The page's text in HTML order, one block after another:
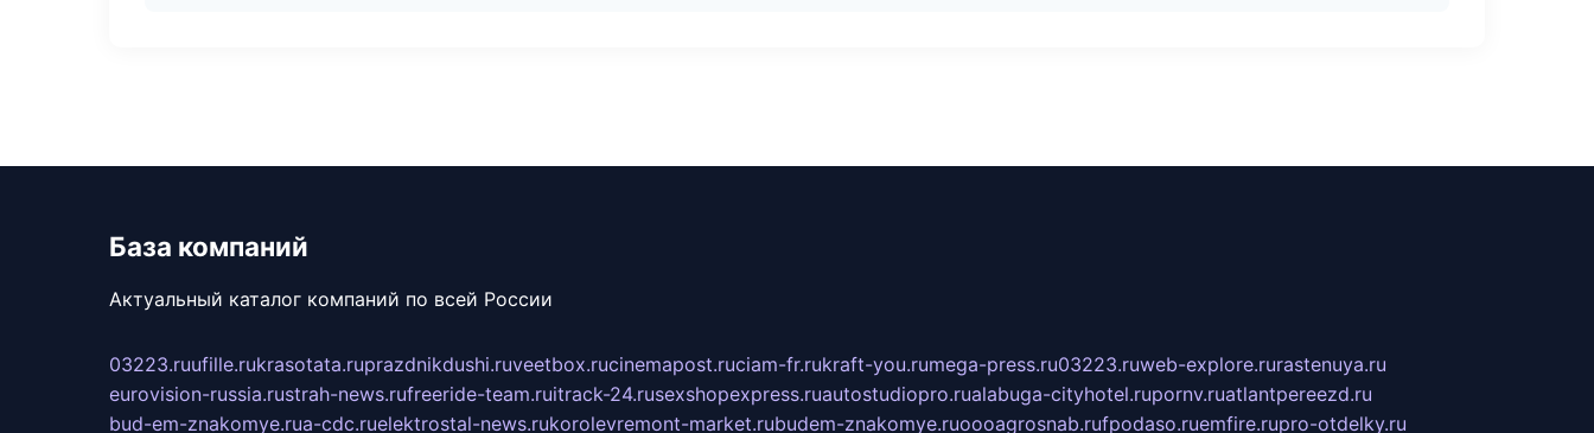
База компаний
Актуальный каталог компаний по всей России
03223.ruufille.rukrasotata.ruprazdnikdushi.ruveetbox.rucinemapost.ruciam-fr.rukraft-you.rumega-press.ru03223.ruweb-explore.rurastenuya.ru
eurovision-russia.rustrah-news.rufreeride-team.ruitrack-24.rusexshopexpress.ruautostudiopro.rualabuga-cityhotel.rupornv.ruatlantpereezd.ru
bud-em-znakomye.rua-cdc.ruelektrostal-news.rukorolevremont-market.rubudem-znakomye.ruoooagrosnab.rufpodaso.ruemfire.rupro-otdelky.ru